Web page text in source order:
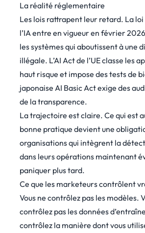
La réalité réglementaire
Les lois rattrapent leur retard. La loi
l’IA entre en vigueur en février
les systèmes qui aboutissent à une
illégale. L’AI Act de l’UE classe les
haut risque et impose des tests de
japonaise AI Basic Act exige des
de la transparence.
La trajectoire est claire. Ce qui est
bonne pratique devient une
organisations qui intègrent la
dans leurs opérations maintenant
paniquer plus tard.
Ce que les marketeurs contrôlent
Vous ne contrôlez pas les modèles.
contrôlez pas les données
contrôlez la manière dont vous